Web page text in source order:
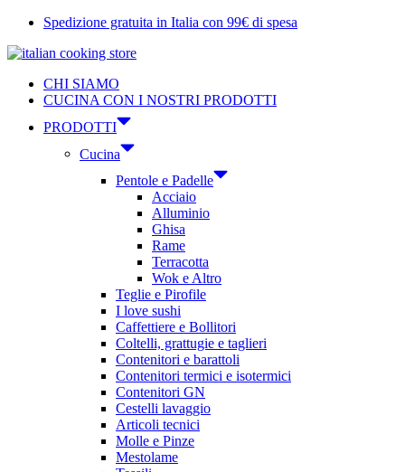
contenuto
Spedizione gratuita in Italia con 99€ di spesa
CHI SIAMO
CUCINA CON I NOSTRI PRODOTTI
PRODOTTI
Cucina
Pentole e Padelle
Acciaio
Alluminio
Ghisa
Rame
Terracotta
Wok e Altro
Teglie e Pirofile
I love sushi
Caffettiere e Bollitori
Coltelli, grattugie e taglieri
Contenitori e barattoli
Contenitori termici e isotermici
Contenitori GN
Cestelli lavaggio
Articoli tecnici
Molle e Pinze
Mestolame